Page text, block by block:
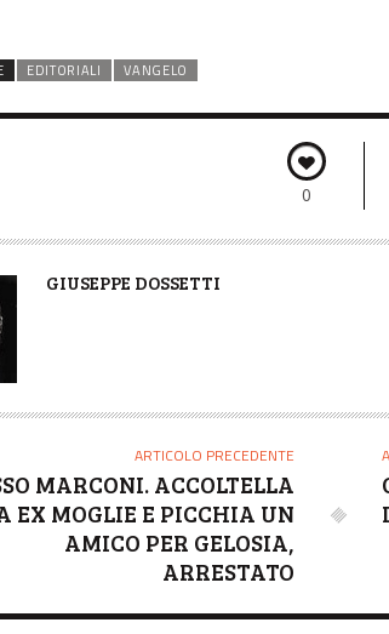
EDITORIALI VANGELO
0
A
E
GIUSEPPE DOSSETTI
ARTICOLO PRECEDENTE
MARCONI. ACCOLTELLA
EX MOGLIE E PICCHIA UN
AMICO PER GELOSIA,
ARRESTATO